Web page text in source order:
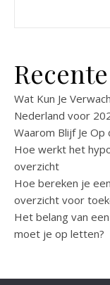
Wat Kun Je
Nederland voor
Waarom Blijf Je
Hoe werkt het
overzicht
Hoe bereken je
overzicht voor
Het belang van
moet je op letten?